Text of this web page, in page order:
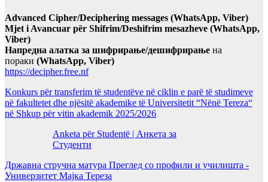
Advanced Cipher/Deciphering messages (WhatsApp, Viber)
Mjet i Avancuar për Shifrim/Deshifrim mesazheve (WhatsApp,
Viber)
Напредна алатка за шифрирање/дешифрирање на
пораки (WhatsApp, Viber)
https://decipher.free.nf
Konkurs për transferim të studentëve në ciklin e parë të studimeve
në fakultetet dhe njësitë akademike të Universitetit “Nënë Tereza“
në Shkup për vitin akademik 2025/2026
Anketa për Studentë | Анкета за
Студенти
Државна стручна матура Преглед со профили и училишта -
Универзитет Мајка Тереза